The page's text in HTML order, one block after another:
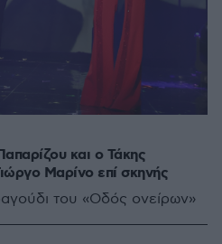
και ο Τάκης
Μαρίνο επί σκηνής
του «Οδός ονείρων»